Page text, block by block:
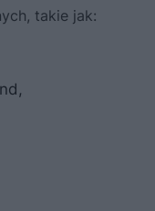
takie jak: